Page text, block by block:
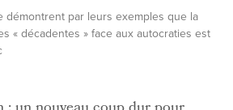
démontrent par leurs exemples que la
« décadentes » face aux autocraties est